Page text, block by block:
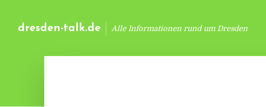
dresden-talk.de Alle Informationen rund um Dresden